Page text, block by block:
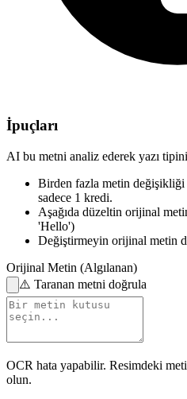
İpuçları
AI bu metni analiz ederek yazı
Birden fazla metin
sadece 1 kredi.
Aşağıda düzeltin orijinal
'Hello')
Değiştirmeyin orijinal metin
Orijinal Metin (Algılanan)
⚠️ Taranan metni doğrula
OCR hata yapabilir. Resimdeki
olun.